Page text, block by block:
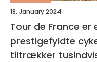
18. January 2024
Tour de France
prestigefyldte
tiltrækker